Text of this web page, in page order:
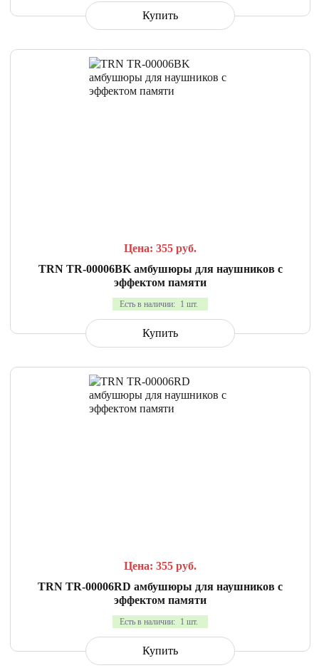
Купить
Цена: 355 руб.
TRN TR-00006BK амбушюры для наушников с
эффектом памяти
Есть в наличии: 1 шт.
Купить
Цена: 355 руб.
TRN TR-00006RD амбушюры для наушников с
эффектом памяти
Есть в наличии: 1 шт.
Купить